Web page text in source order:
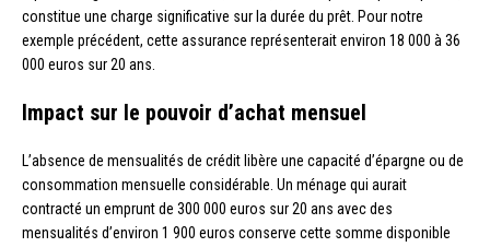
constitue une charge significative sur la durée du prêt. Pour notre
exemple précédent, cette assurance représenterait environ 18 000 à 36
000 euros sur 20 ans.
Impact sur le pouvoir d’achat mensuel
L’absence de mensualités de crédit libère une capacité d’épargne ou de
consommation mensuelle considérable. Un ménage qui aurait
contracté un emprunt de 300 000 euros sur 20 ans avec des
mensualités d’environ 1 900 euros conserve cette somme disponible